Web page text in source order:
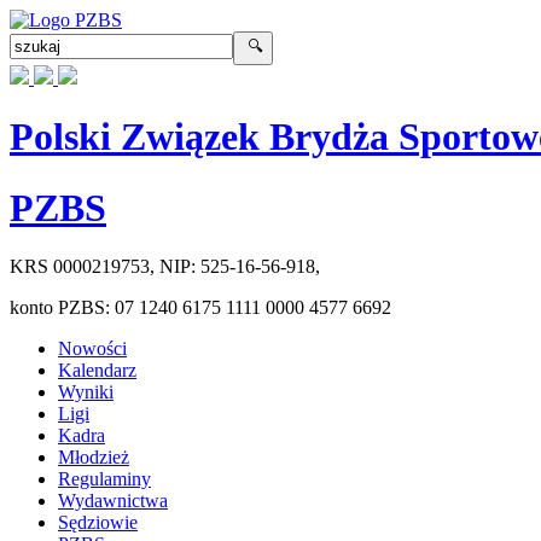
Polski Związek Brydża
PZBS
KRS 0000219753, NIP: 525-16-56-918,
konto PZBS: 07 1240 6175 1111 0000 4577 6692
Nowości
Kalendarz
Wyniki
Ligi
Kadra
Młodzież
Regulaminy
Wydawnictwa
Sędziowie